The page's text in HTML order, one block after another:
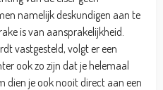
namelijk deskundigen aan te
is van aansprakelijkheid.
vastgesteld, volgt er een
ook zo zijn dat je helemaal
dien je ook nooit direct aan een